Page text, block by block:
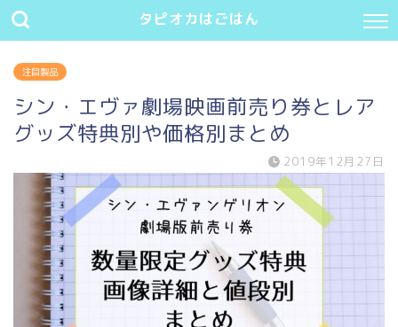
タピオカはごはん
注目製品
シン・エヴァ劇場映画前売り券とレア
グッズ特典別や価格別まとめ
2019年12月27日